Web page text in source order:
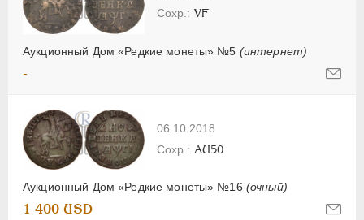
Аукционный Дом «Редкие монеты» №5 (интернет)
VF
-
06.10.2018
Аукционный Дом «Редкие монеты» №16 (очный)
AU50
1 400 USD